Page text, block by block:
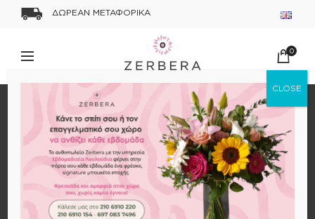
ΔΩΡΕΑΝ ΜΕΤΑΦΟΡΙΚΑ
0